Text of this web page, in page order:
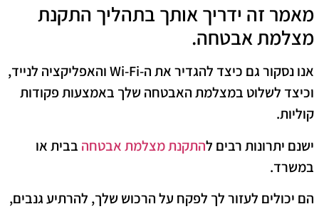
מאמר זה ידריך אותך בתהליך התקנת
מצלמת אבטחה.
אנו נסקור גם כיצד להגדיר את ה-Wi-Fi והאפליקציה לנייד,
וכיצד לשלוט במצלמת האבטחה שלך באמצעות פקודות
קוליות.
ישנם יתרונות רבים להתקנת מצלמת אבטחה בבית או
במשרד.
הם יכולים לעזור לך לפקח על הרכוש שלך, להרתיע גנבים,